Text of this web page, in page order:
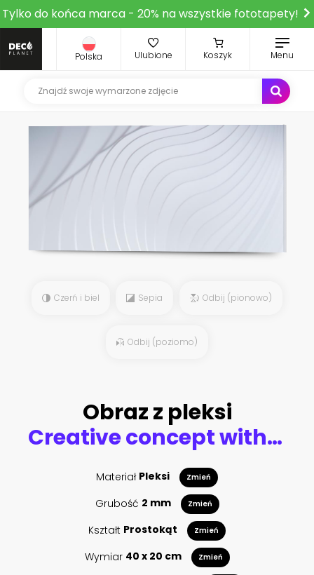
Tylko do końca marca - 20% na wszystkie fototapety!
Polska Ulubione Koszyk Menu
Czerń i biel Sepia Odbij (pionowo)
Odbij (poziomo)
Obraz z pleksi
Creative concept with tomato. Red tomato with eyes in cartoon style. 3d rendering illustration.
Materiał Pleksi Zmień
Grubość 2 mm Zmień
Kształt Prostokąt Zmień
Wymiar 40 x 20 cm Zmień